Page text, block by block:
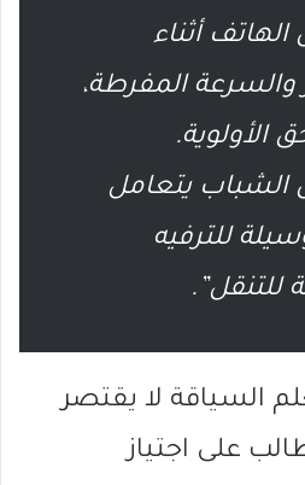
أثناء
والسرعة المفرطة،
الأولوية.
يتعامل
للترفيه
السياقة لا يقتصر
على اجتياز